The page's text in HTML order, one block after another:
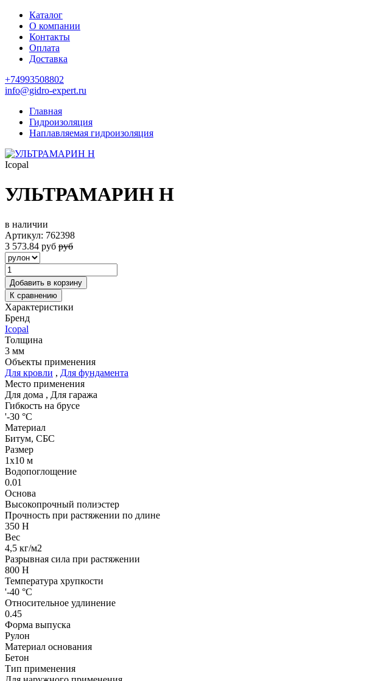
Каталог
О компании
Контакты
Оплата
Доставка
+74993508802
info@gidro-expert.ru
Главная
Гидроизоляция
Наплавляемая гидроизоляция
Icopal
УЛЬТРАМАРИН Н
в наличии
Артикул: 762398
3 573.84 руб руб
Добавить в корзину
К сравнению
Характеристики
Бренд
Icopal
Толщина
3 мм
Объекты применения
Для кровли , Для фундамента
Место применения
Для дома , Для гаража
Гибкость на брусе
'-30 °C
Материал
Битум, СБС
Размер
1x10 м
Водопоглощение
0.01
Основа
Высокопрочный полиэстер
Прочность при растяжении по длине
350 Н
Вес
4,5 кг/м2
Разрывная сила при растяжении
800 Н
Температура хрупкости
'-40 °C
Относительное удлинение
0.45
Форма выпуска
Рулон
Материал основания
Бетон
Тип применения